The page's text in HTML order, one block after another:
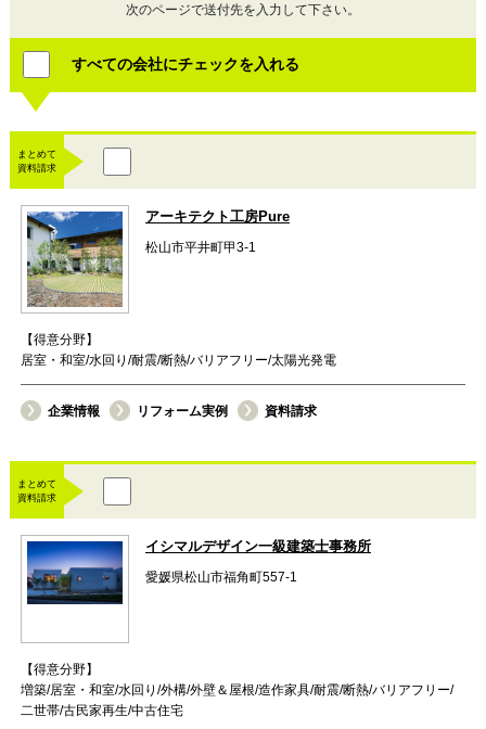
次のページで送付先を入力して下さい。
すべての会社にチェックを入れる
まとめて
資料請求
アーキテクト工房Pure
松山市平井町甲3-1
【得意分野】
居室・和室/水回り/耐震/断熱/バリアフリー/太陽光発電
企業情報 リフォーム実例 資料請求
まとめて
資料請求
イシマルデザイン一級建築士事務所
愛媛県松山市福角町557-1
【得意分野】
増築/居室・和室/水回り/外構/外壁＆屋根/造作家具/耐震/断熱/バリアフリー/
二世帯/古民家再生/中古住宅